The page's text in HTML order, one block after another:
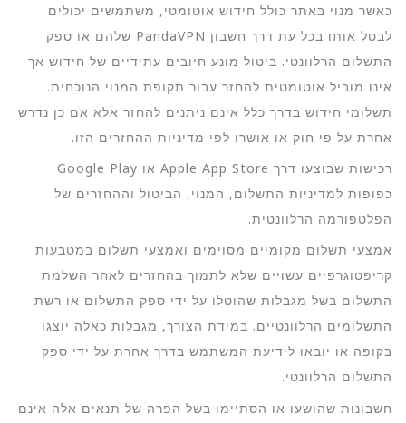
כאשר מנוי באתר כולל חידוש אוטומטי, משתמשים יכולים
לבטל אותו בכל עת דרך חשבון PandaVPN שלהם או ספק
התשלום הרלוונטי. ביטול מונע חיובים עתידיים של חידוש אך
אינו מוביל אוטומטית להחזר עבור תקופת המנוי הנוכחית.
תשלומי חידוש בדרך כלל אינם ניתנים להחזר אלא אם כן נדרש
אחרת על פי חוק או אושרו לפי מדיניות ההחזרים הזו.
רכישות שבוצעו דרך Apple App Store או Google Play
כפופות למדיניות התשלום, המנוי, הביטול וההחזרים של
הפלטפורמה הרלוונטית.
אמצעי תשלום מקומיים מסוימים ואמצעי תשלום במטבעות
קריפטוגרפיים עשויים שלא לתמוך בהחזרים לאחר השלמת
התשלום בשל מגבלות שהוטלו על ידי ספק התשלום או רשת
התשלומים הרלוונטיים. במידת הצורך, מגבלות כאלה יוצגו
בקופה או יובאו לידיעת המשתמש בדרך אחרת על ידי ספק
התשלום הרלוונטי.
חשבונות שהושעו או הסתיימו בשל הפרה של תנאים אלה אינם